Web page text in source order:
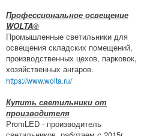
Профессиональное освещение
WOLTA®
Промышленные светильники для
освещения складских помещений,
производственных цехов, парковок,
хозяйственных ангаров.
https://www.wolta.ru/
Купить светильники от
производителя
PromLED - производитель